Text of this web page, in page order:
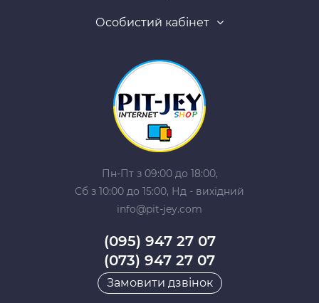
Особистий кабінет
Пн-Пт з 09:00 до 18:00,
Сб з 10:00 до 15:00, Нд - вихідний
info@pit-jey.com
(095) 947 27 07
(073) 947 27 07
Замовити дзвінок